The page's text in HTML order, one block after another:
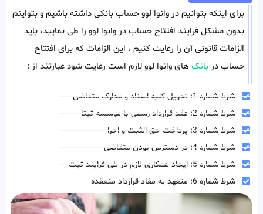
برای اینکه بتوانیم در وانوا لوو حساب بانکی داشته باشیم و بتواینم
بدون مشکل فرایند افتتاح حساب در وانوا لوو را طی نمایید، باید
الزامات قانونی آن را رعایت کنیم ، این الزامات که برای افتتاح
حساب در بانک های وانوا لوو لازم است رعایت شود عبارتند از :
شرط شماره 1: تحویل کلیه اسناد و مدارک متقاضی
شرط شماره 2: عقد قرارداد رسمی با موسسه ثبتا
شرط شماره 3: پرداخت حق الثبت و اجرا
شرط شماره 4: در دسترس بودن متقاضی
شرط شماره 5: ایجاد همکاری لازم در طی فرایند ثبت
شرط شماره 6: متعهد به مفاد قرارداد منعقده